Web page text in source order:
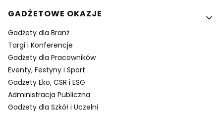
GADŻETOWE OKAZJE
Gadżety dla Branż
Targi i Konferencje
Gadżety dla Pracowników
Eventy, Festyny i Sport
Gadżety Eko, CSR i ESG
Administracja Publiczna
Gadżety dla Szkół i Uczelni